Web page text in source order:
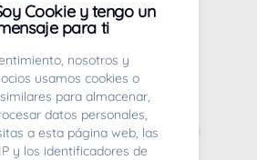
Cookie y tengo un
para ti
nosotros y
usamos cookies o
para almacenar,
datos personales,
a esta página web, las
y los identificadores de